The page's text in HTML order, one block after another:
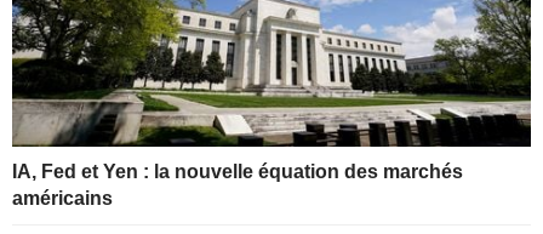
IA, Fed et Yen : la nouvelle équation des marchés
américains